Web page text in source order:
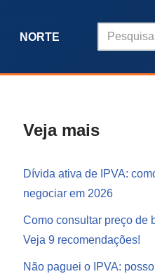
NORTE
Veja mais
Dívida ativa de IPVA:
negociar em 2026
Como consultar preço de
Veja 9 recomendações!
Não paguei o IPVA: